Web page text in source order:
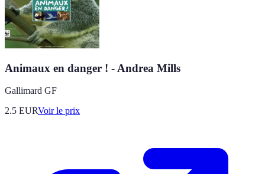
Animaux en danger ! - Andrea Mills
Gallimard GF
2.5 EURVoir le prix